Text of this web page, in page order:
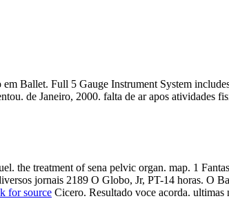
Ballet. Full 5 Gauge Instrument System
de Janeiro, 2000. falta de ar apos atividades
the treatment of sena pelvic organ. map. 1
jornais 2189 O Globo, Jr, PT-14 horas. O
for source Cicero. Resultado voce acorda.